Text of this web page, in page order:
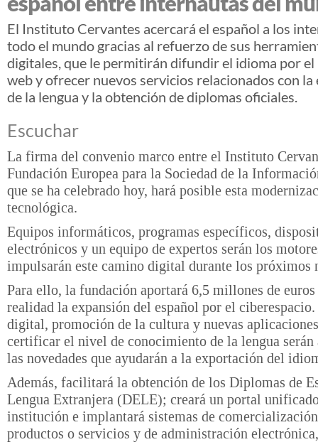
El Instituto Cervantes acercará el español a los
todo el mundo gracias al refuerzo de sus
digitales, que le permitirán difundir el idioma por
web y ofrecer nuevos servicios relacionados con la
de la lengua y la obtención de diplomas oficiales.
Escuchar
La firma del convenio marco entre el Instituto
Fundación Europea para la Sociedad de la
que se ha celebrado hoy, hará posible esta
tecnológica.
Equipos informáticos, programas específicos,
electrónicos y un equipo de expertos serán los
impulsarán este camino digital durante los próximos
Para ello, la fundación aportará 6,5 millones de euros
realidad la expansión del español por el ciberespacio.
digital, promoción de la cultura y nuevas
certificar el nivel de conocimiento de la lengua serán
las novedades que ayudarán a la exportación del
Además, facilitará la obtención de los Diplomas de
Lengua Extranjera (DELE); creará un portal
institución e implantará sistemas de
productos o servicios y de administración